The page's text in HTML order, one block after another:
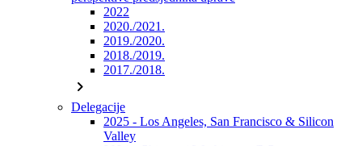
2022
2020./2021.
2019./2020.
2018./2019.
2017./2018.
chevron_right
Delegacije
2025 - Los Angeles, San Francisco & Silicon
Valley